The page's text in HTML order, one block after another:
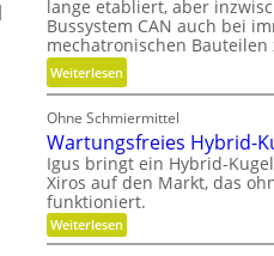
e
v
e
r
e
i
d
e
n
e
l
t
u
n
d
n
i
c
h
t
lange etabliert, aber
Bussystem CAN auch bei
mechatronischen Bauteilen
Weiterlesen:
E
r
g
o
n
o
m
Ohne Schmiermittel
Wartungsfreies Hybrid-
Igus bringt ein Hybrid-
Xiros auf den Markt, das
funktioniert.
Weiterlesen:
W